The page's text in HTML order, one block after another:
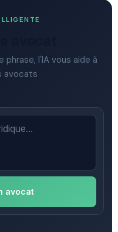
l'IA vous aide à
avocats
avocat